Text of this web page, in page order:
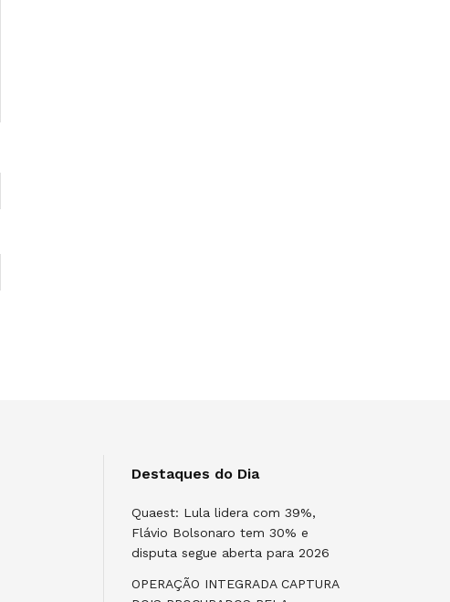
Destaques do Dia
Quaest: Lula lidera com 39%,
Flávio Bolsonaro tem 30% e
disputa segue aberta para 2026
OPERAÇÃO INTEGRADA CAPTURA